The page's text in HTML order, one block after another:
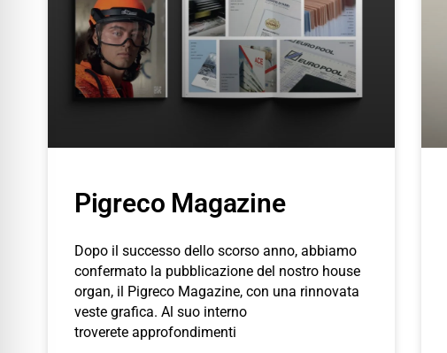
Pigreco Magazine
Dopo il successo dello scorso anno, abbiamo
confermato la pubblicazione del nostro house
organ, il Pigreco Magazine, con una rinnovata
veste grafica. Al suo interno
troverete approfondimenti